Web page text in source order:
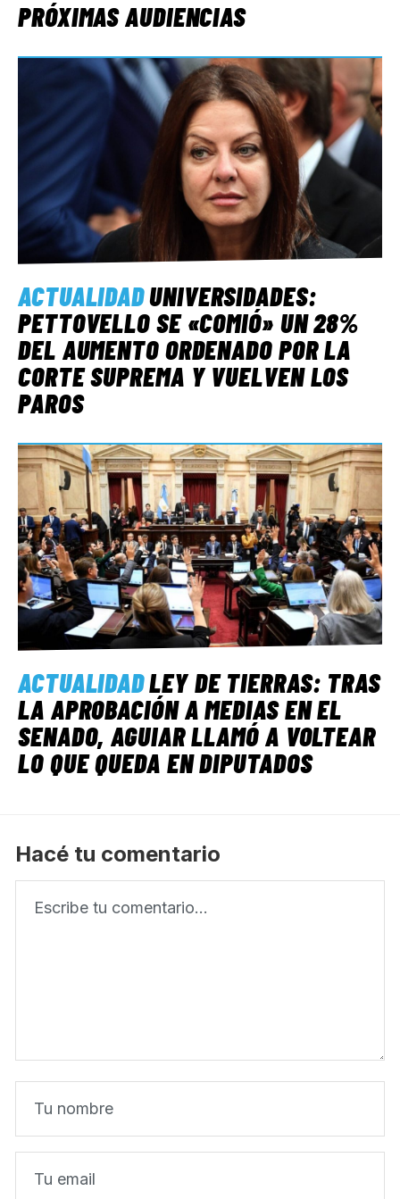
PRÓXIMAS AUDIENCIAS
ACTUALIDADUNIVERSIDADES:
PETTOVELLO SE «COMIÓ» UN 28%
DEL AUMENTO ORDENADO POR LA
CORTE SUPREMA Y VUELVEN LOS
PAROS
ACTUALIDADLEY DE TIERRAS: TRAS
LA APROBACIÓN A MEDIAS EN EL
SENADO, AGUIAR LLAMÓ A VOLTEAR
LO QUE QUEDA EN DIPUTADOS
Hacé tu comentario